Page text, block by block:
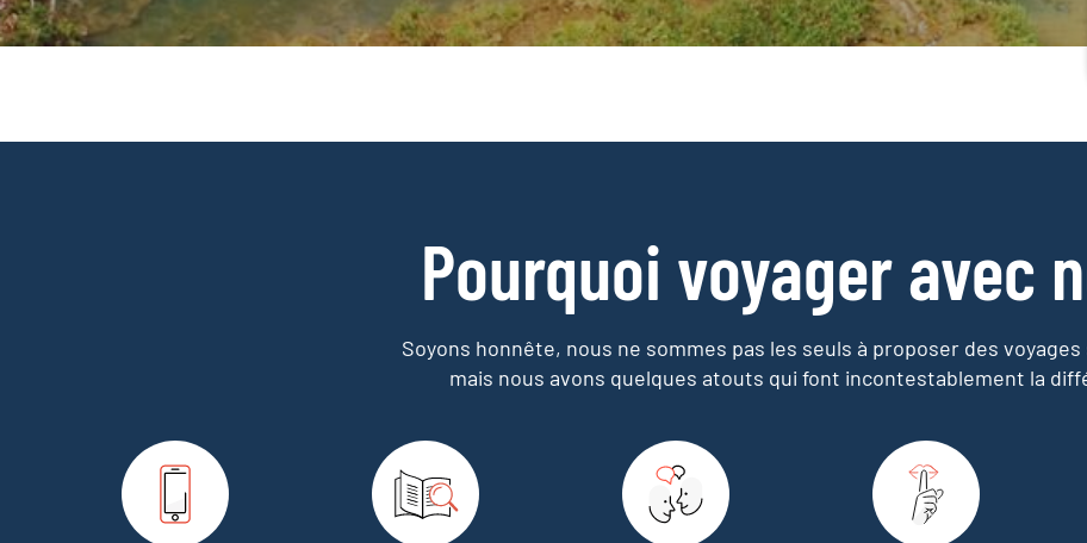
Pourquoi voyager avec
Soyons honnête, nous ne sommes pas les seuls à proposer des
mais nous avons quelques atouts qui font incontestablement la